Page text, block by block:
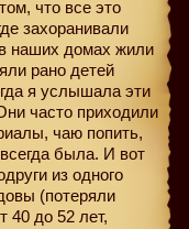
что все это
захоранивали
наших домах жили
рано детей
я услышала эти
часто приходили
чаю попить,
была. И вот
из одного
(потеряли
40 до 52 лет,